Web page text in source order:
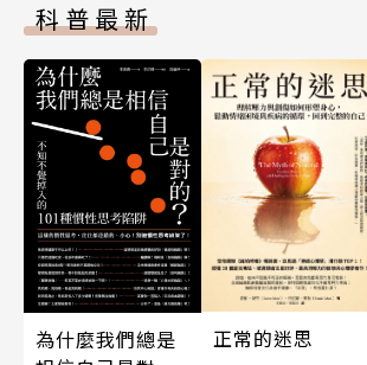
科普最新
為什麼我們總是
正常的迷思